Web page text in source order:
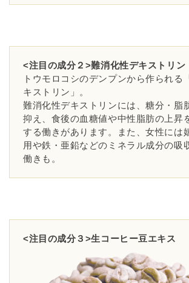
<注目の成分２>難消化性デキストリン
トウモロコシのデンプンから作られる
キストリン」。
難消化性デキストリンには、糖分・脂
抑え、食後の血糖値や中性脂肪の上昇
する働きがあります。また、女性には
用や鉄・亜鉛などのミネラル成分の吸
働きも。
<注目の成分３>生コーヒー豆エキス